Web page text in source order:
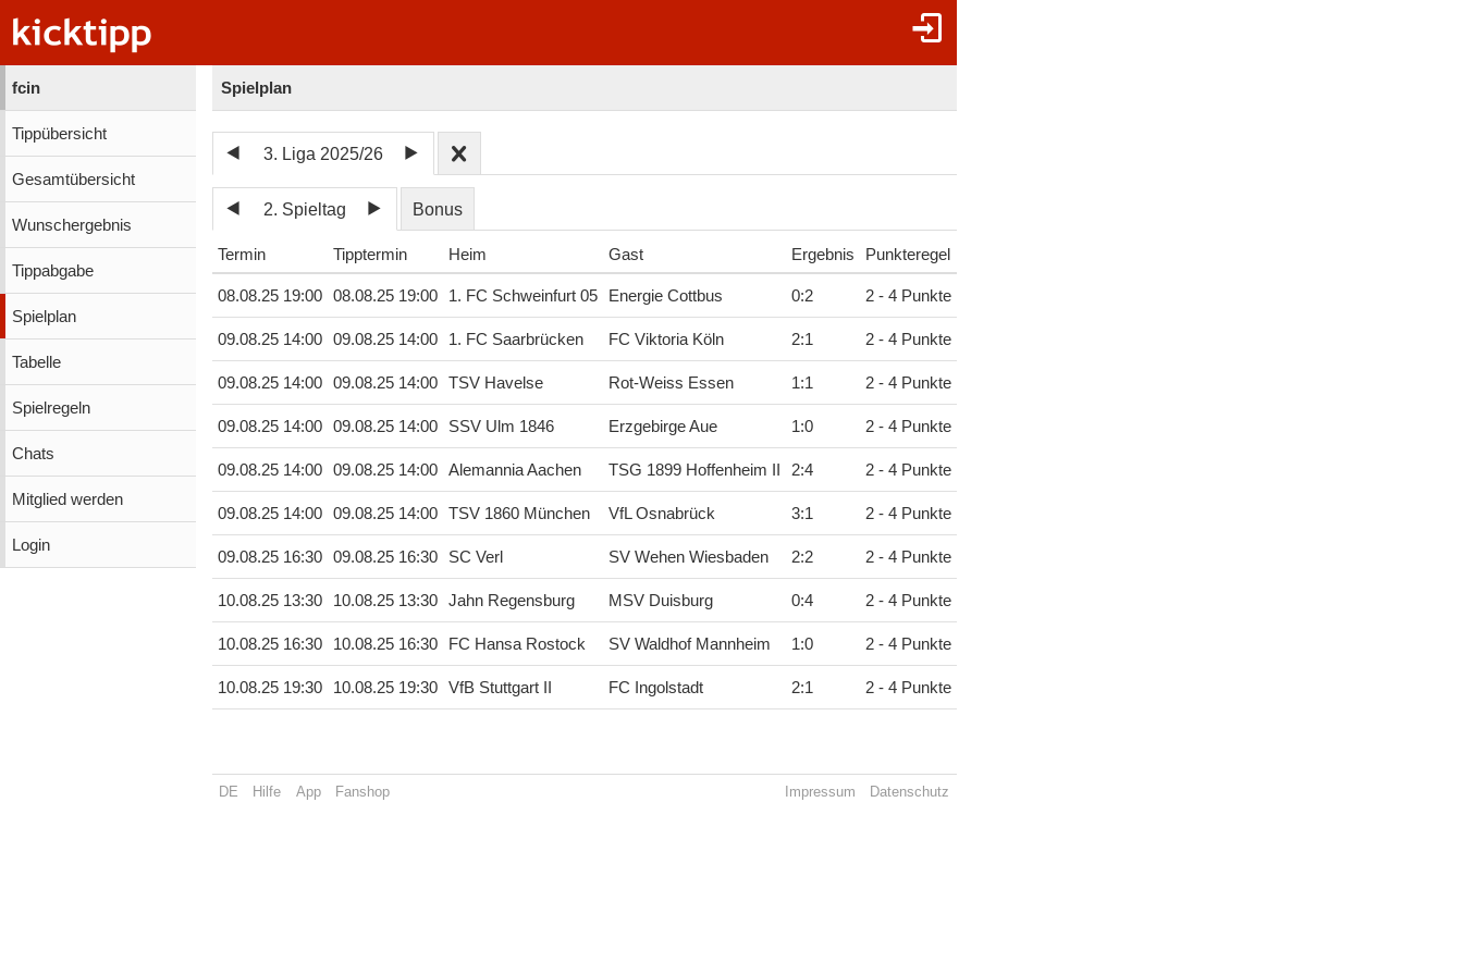
fcin
Tippübersicht
Gesamtübersicht
Wunschergebnis
Tippabgabe
Spielplan
Tabelle
Spielregeln
Chats
Mitglied werden
Login
Spielplan
3. Liga 2025/26
2. Spieltag Bonus
Termin Tipptermin Heim Gast Ergebnis Punkteregel
08.08.25 19:00 08.08.25 19:00 1. FC Schweinfurt 05 Energie Cottbus 0:2 2 - 4 Punkte
09.08.25 14:00 09.08.25 14:00 1. FC Saarbrücken FC Viktoria Köln 2:1 2 - 4 Punkte
09.08.25 14:00 09.08.25 14:00 TSV Havelse Rot-Weiss Essen 1:1 2 - 4 Punkte
09.08.25 14:00 09.08.25 14:00 SSV Ulm 1846 Erzgebirge Aue 1:0 2 - 4 Punkte
09.08.25 14:00 09.08.25 14:00 Alemannia Aachen TSG 1899 Hoffenheim II 2:4 2 - 4 Punkte
09.08.25 14:00 09.08.25 14:00 TSV 1860 München VfL Osnabrück 3:1 2 - 4 Punkte
09.08.25 16:30 09.08.25 16:30 SC Verl SV Wehen Wiesbaden 2:2 2 - 4 Punkte
10.08.25 13:30 10.08.25 13:30 Jahn Regensburg MSV Duisburg 0:4 2 - 4 Punkte
10.08.25 16:30 10.08.25 16:30 FC Hansa Rostock SV Waldhof Mannheim 1:0 2 - 4 Punkte
10.08.25 19:30 10.08.25 19:30 VfB Stuttgart II FC Ingolstadt 2:1 2 - 4 Punkte
DE Hilfe App Fanshop Impressum Datenschutz